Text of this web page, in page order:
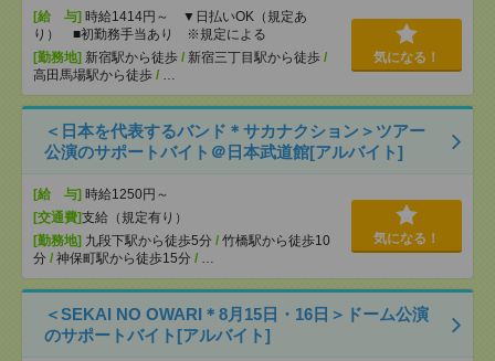
[給 与] 時給1414円～ ▼日払いOK（規定あ
り） ■初勤務手当あり ※規定による
[勤務地] 新宿駅から徒歩 / 新宿三丁目駅から徒歩 /
高田馬場駅から徒歩 / …
気になる！
＜日本を代表するバンド＊サカナクション＞ツアー
公演のサポートバイト＠日本武道館[アルバイト]
[給 与] 時給1250円～
[交通費]支給（規定有り）
[勤務地] 九段下駅から徒歩5分 / 竹橋駅から徒歩10
分 / 神保町駅から徒歩15分 / …
気になる！
＜SEKAI NO OWARI＊8月15日・16日＞ドーム公演
のサポートバイト[アルバイト]